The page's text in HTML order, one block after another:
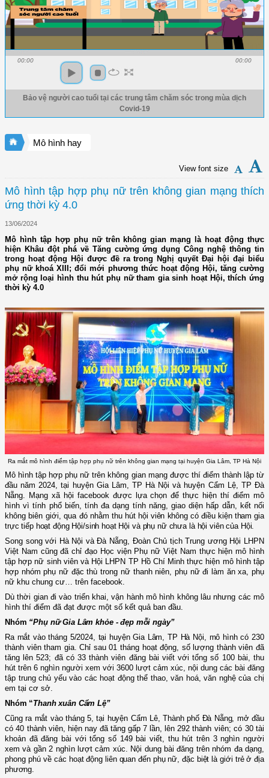
00:00 00:00
Bảo vệ người cao tuổi tại các trung tâm chăm sóc trong mùa dịch
Covid-19
Mô hình hay
View font size
Mô hình tập hợp phụ nữ trên không gian mạng thích
ứng thời kỳ 4.0
13/06/2024
Mô hình tập hợp phụ nữ trên không gian mạng là hoạt động thực
hiện Khâu đột phá về Tăng cường ứng dụng Công nghệ thông tin
trong hoạt động Hội được đề ra trong Nghị quyết Đại hội đại biểu
phụ nữ khoá XIII; đổi mới phương thức hoạt động Hội, tăng cường
mở rộng loại hình thu hút phụ nữ tham gia sinh hoạt Hội, thích ứng
thời kỳ 4.0
Ra mắt mô hình điểm tập hợp phụ nữ trên không gian mạng tại huyện Gia Lâm, TP Hà Nội
Mô hình tập hợp phụ nữ trên không gian mạng được thí điểm thành lập từ
đầu năm 2024, tại huyện Gia Lâm, TP Hà Nội và huyện Cẩm Lệ, TP Đà
Nẵng. Mạng xã hội facebook được lựa chọn để thực hiện thí điểm mô
hình vì tính phổ biến, tính đa dạng tính năng, giao diện hấp dẫn, kết nối
không biên giới, qua đó nhằm thu hút hội viên không có điều kiện tham gia
trực tiếp hoạt động Hội/sinh hoạt Hội và phụ nữ chưa là hội viên của Hội.
Song song với Hà Nội và Đà Nẵng, Đoàn Chủ tịch Trung ương Hội LHPN
Việt Nam cũng đã chỉ đạo Học viện Phụ nữ Việt Nam thực hiện mô hình
tập hợp nữ sinh viên và Hội LHPN TP Hồ Chí Minh thực hiện mô hình tập
hợp nhóm phụ nữ đặc thù trong nữ thanh niên, phụ nữ đi làm ăn xa, phụ
nữ khu chung cư… trên facebook.
Dù thời gian đi vào triển khai, vận hành mô hình không lâu nhưng các mô
hình thí điểm đã đạt được một số kết quả ban đầu.
Nhóm “Phụ nữ Gia Lâm khỏe - đẹp mỗi ngày”
Ra mắt vào tháng 5/2024, tại huyện Gia Lâm, TP Hà Nội, mô hình có 230
thành viên tham gia. Chỉ sau 01 tháng hoạt động, số lượng thành viên đã
tăng lên 523; đã có 33thành viên đăng bài viết với tổng số 100 bài, thu
hút trên 6 nghìn người xem với 3600 lượt cảm xúc, nội dung các bài đăng
tập trung chủ yếu vào các hoạt động thể thao, văn hoá, văn nghệ của chị
em tại cơ sở.
Nhóm “Thanh xuân Cẩm Lệ”
Cũng ra mắt vào tháng 5, tại huyện Cẩm Lê, Thành phố Đà Nẵng, mở đầu
có40 thành viên, hiện nay đã tăng gấp 7 lần, lên 292 thành viên; có 30 tài
khoản đã đăng bài với tổng số 149 bài viết, thu hút trên 3 nghìn người
xem và gần 2 nghìn lượt cảm xúc. Nội dung bài đăng trên nhóm đa dạng,
phong phúvề các hoạt động liên quan đến phụ nữ, đặc biệt là giới trẻ ở địa
phương.